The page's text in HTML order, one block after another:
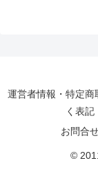
運営者情報・特定商
く表記
お問合
©